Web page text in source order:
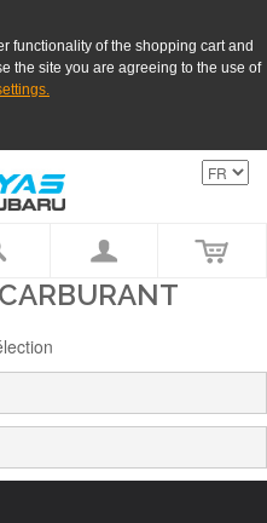
functionality of the shopping cart and
the site you are agreeing to the use of